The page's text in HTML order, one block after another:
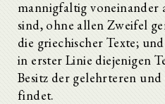
mannigfaltig voneinander
sind, ohne allen Zweifel
die griechischer Texte;
in erster Linie diejenigen
Besitz der gelehrteren
findet.